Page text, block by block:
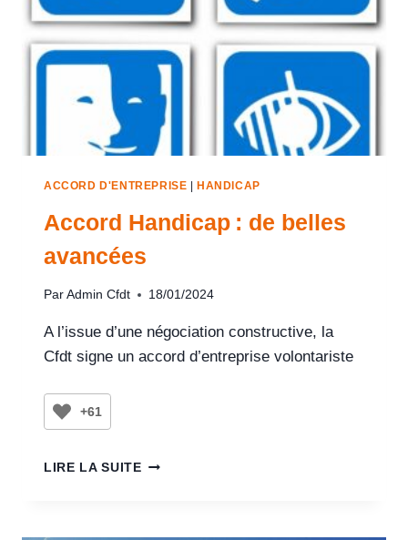
ACCORD D'ENTREPRISE |HANDICAP
Accord Handicap : de belles
avancées
Par Admin Cfdt 18/01/2024
A l’issue d’une négociation constructive, la
Cfdt signe un accord d’entreprise volontariste
+61
LIRE LA SUITE